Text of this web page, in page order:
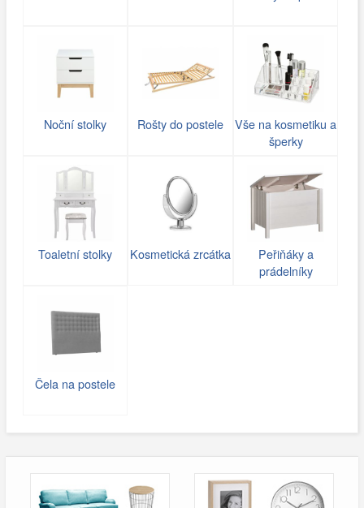
Noční stolky Rošty do postele
Vše na kosmetiku a
šperky
Toaletní stolky Kosmetická zrcátka
Peřiňáky a
prádelníky
Čela na postele